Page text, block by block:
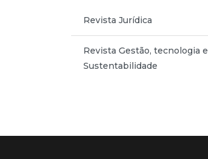
Revista Jurídica
Revista Gestão, tecnologia e
Sustentabilidade